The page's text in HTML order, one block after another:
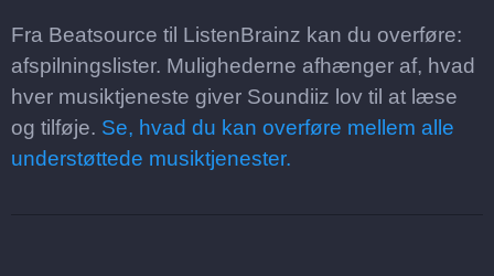
Fra Beatsource til ListenBrainz kan du overføre:
afspilningslister. Mulighederne afhænger af, hvad
hver musiktjeneste giver Soundiiz lov til at læse
og tilføje. Se, hvad du kan overføre mellem alle
understøttede musiktjenester.